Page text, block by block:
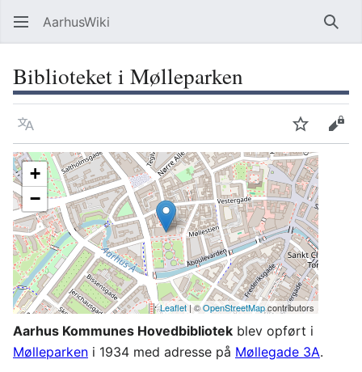
AarhusWiki Søg
Biblioteket i Mølleparken
Sprog OvervågVis
+
−
Leaflet| ©OpenStreetMapcontributors
Aarhus Kommunes Hovedbibliotek blev opført i
Mølleparken i 1934 med adresse på Møllegade 3A.